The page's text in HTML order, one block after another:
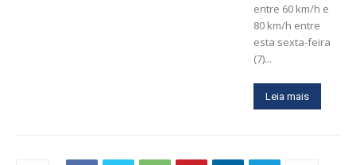
entre 60 km/h e
80 km/h entre
esta sexta-feira
(7)...
Leia mais